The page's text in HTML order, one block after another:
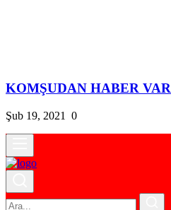
KOMŞUDAN HABER VAR
Şub 19, 2021 0